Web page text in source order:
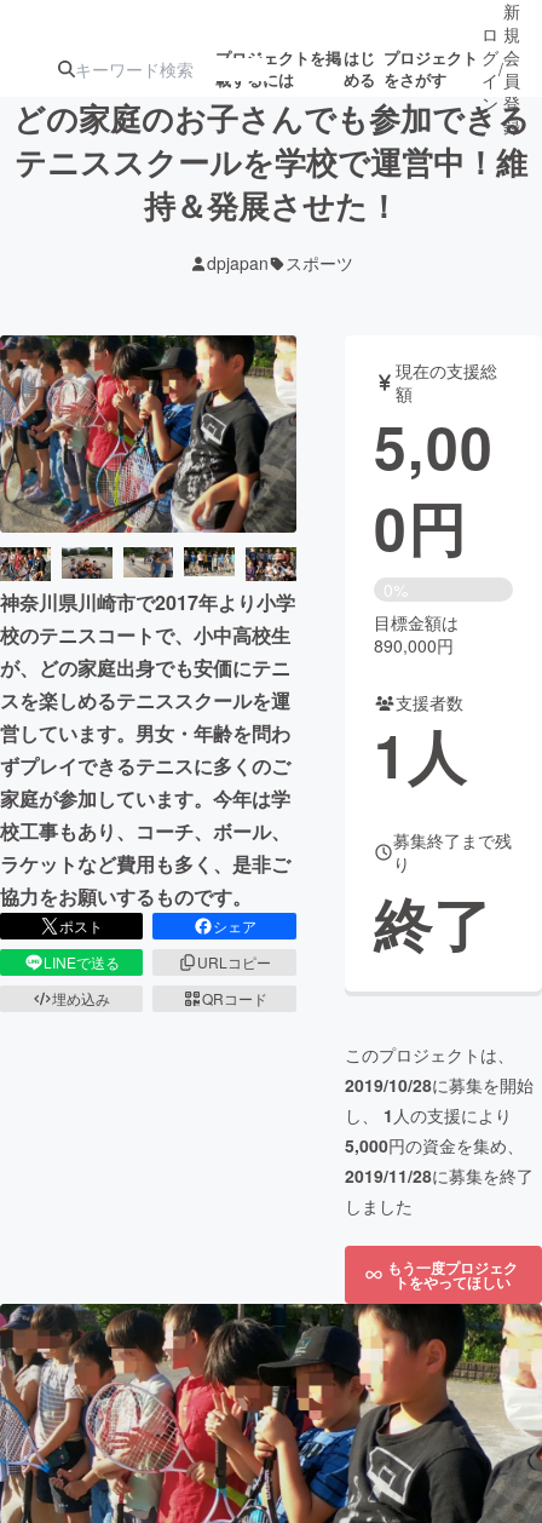
プロジェクトを掲
載するには
はじ
める
プロジェクト
をさがす
注目のリ 注目の新着プロ募集終了が近いプ
テクノロジー・ガジェット
映像・映画 書籍・雑誌
ビジネス・起業 チャレンジ
まちづくり・地域活性化
CAMPFIRE for Social Good
CAMPFIRE Creation
CAMPFIREふるさと納税machi-ya コミュニティ
ロ
グ
イ
ン
/
新
規
会
員
登
録
どの家庭のお子さんでも参加できる
テニススクールを学校で運営中！維
持＆発展させた！
dpjapan スポーツ
神奈川県川崎市で2017年より小学
校のテニスコートで、小中高校生
が、どの家庭出身でも安価にテニ
スを楽しめるテニススクールを運
営しています。男女・年齢を問わ
ずプレイできるテニスに多くのご
家庭が参加しています。今年は学
校工事もあり、コーチ、ボール、
ラケットなど費用も多く、是非ご
協力をお願いするものです。
ポスト
シェア
LINEで送る
URLコピー
埋め込み
QRコード
現在の支援総
額
5,00
0円
0%
目標金額は
890,000円
支援者数
1人
募集終了まで残
り
終了
このプロジェクトは、
2019/10/28に募集を開始
し、 1 人の支援により
5,000円の資金を集め、
2019/11/28に募集を終了
しました
もう一度プロジェク
トをやってほしい